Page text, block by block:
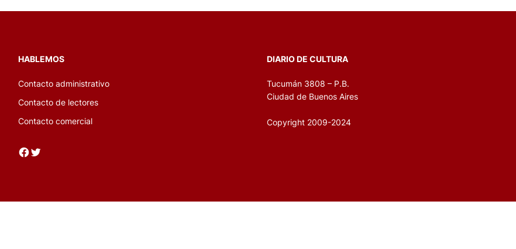
HABLEMOS
Contacto administrativo
Contacto de lectores
Contacto comercial
Facebook Twitter
DIARIO DE CULTURA
Tucumán 3808 – P.B.
Ciudad de Buenos Aires
Copyright 2009-2024